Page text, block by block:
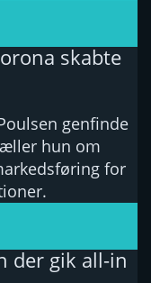
skabte
genfinde
hun om
for
der gik all-in